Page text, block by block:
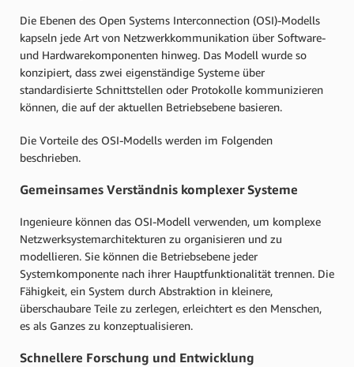
Die Ebenen des Open Systems Interconnection (OSI)-Modells
kapseln jede Art von Netzwerkkommunikation über Software-
und Hardwarekomponenten hinweg. Das Modell wurde so
konzipiert, dass zwei eigenständige Systeme über
standardisierte Schnittstellen oder Protokolle kommunizieren
können, die auf der aktuellen Betriebsebene basieren.
Die Vorteile des OSI-Modells werden im Folgenden
beschrieben.
Gemeinsames Verständnis komplexer Systeme
Ingenieure können das OSI-Modell verwenden, um komplexe
Netzwerksystemarchitekturen zu organisieren und zu
modellieren. Sie können die Betriebsebene jeder
Systemkomponente nach ihrer Hauptfunktionalität trennen. Die
Fähigkeit, ein System durch Abstraktion in kleinere,
überschaubare Teile zu zerlegen, erleichtert es den Menschen,
es als Ganzes zu konzeptualisieren.
Schnellere Forschung und Entwicklung